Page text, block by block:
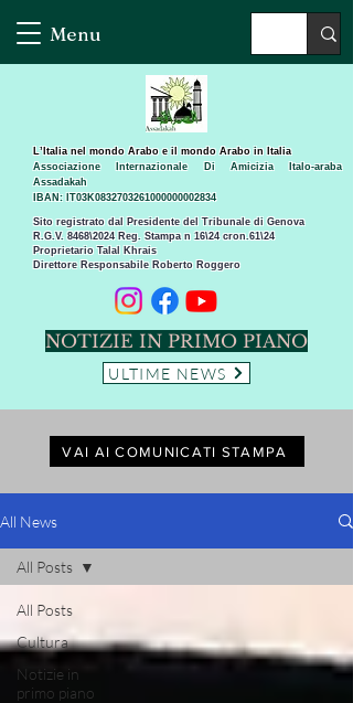
Menu
Sito registrato dal Presidente del Tribunale di Genova
R.G.V. 8468\2024 Reg. Stampa n 16\24 cron.61\24 ​
Proprietario Talal Khrais
Direttore Responsabile Roberto Roggero
L’Italia nel mondo Arabo e il mondo Arabo in Italia
Associazione Internazionale Di Amicizia Italo-araba
Assadakah
IBAN: IT03K0832703261000000002834
NOTIZIE IN PRIMO PIANO
ULTIME NEWS
VAI AI COMUNICATI STAMPA
All News
All Posts
Cultura
Notizie in
primo piano
All Posts